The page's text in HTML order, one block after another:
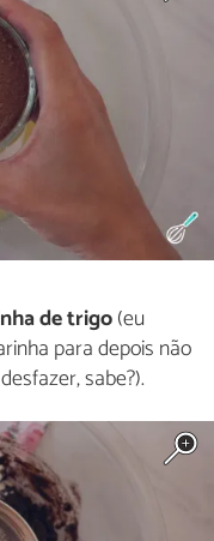
de trigo(eu
para depois não
sabe?).